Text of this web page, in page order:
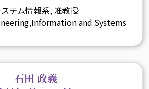
テム情報系, 准教授
and Systems
石田 政義